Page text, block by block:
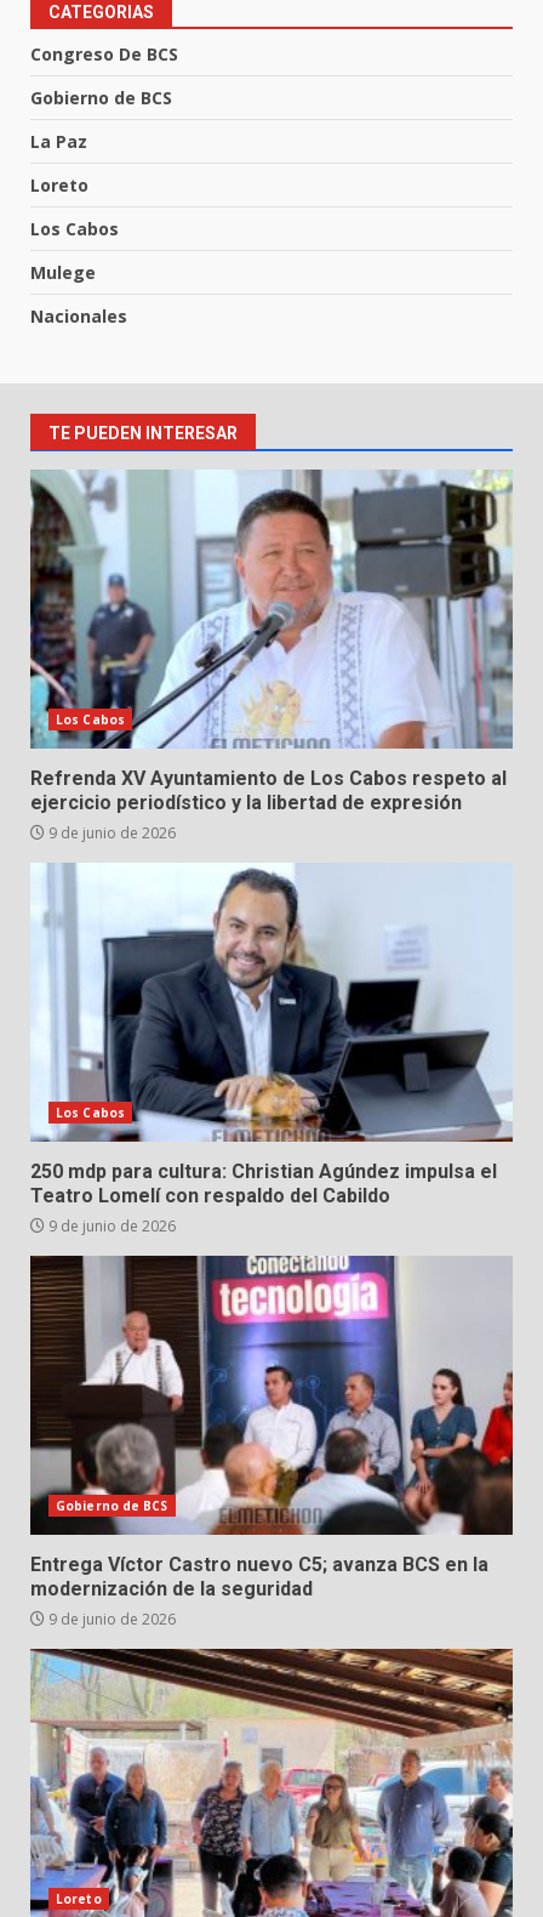
CATEGORIAS
Congreso De BCS
Gobierno de BCS
La Paz
Loreto
Los Cabos
Mulege
Nacionales
TE PUEDEN INTERESAR
Los Cabos
Refrenda XV Ayuntamiento de Los Cabos respeto al
ejercicio periodístico y la libertad de expresión
9 de junio de 2026
Los Cabos
250 mdp para cultura: Christian Agúndez impulsa el
Teatro Lomelí con respaldo del Cabildo
9 de junio de 2026
Gobierno de BCS
Entrega Víctor Castro nuevo C5; avanza BCS en la
modernización de la seguridad
9 de junio de 2026
Loreto